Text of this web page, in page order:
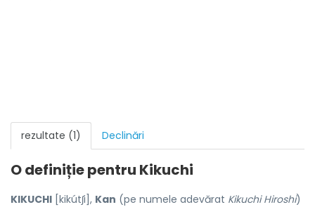
rezultate (1) Declinări
O definiție pentru Kikuchi
KIKUCHI [kikútʃi], Kan (pe numele adevărat Kikuchi Hiroshi)